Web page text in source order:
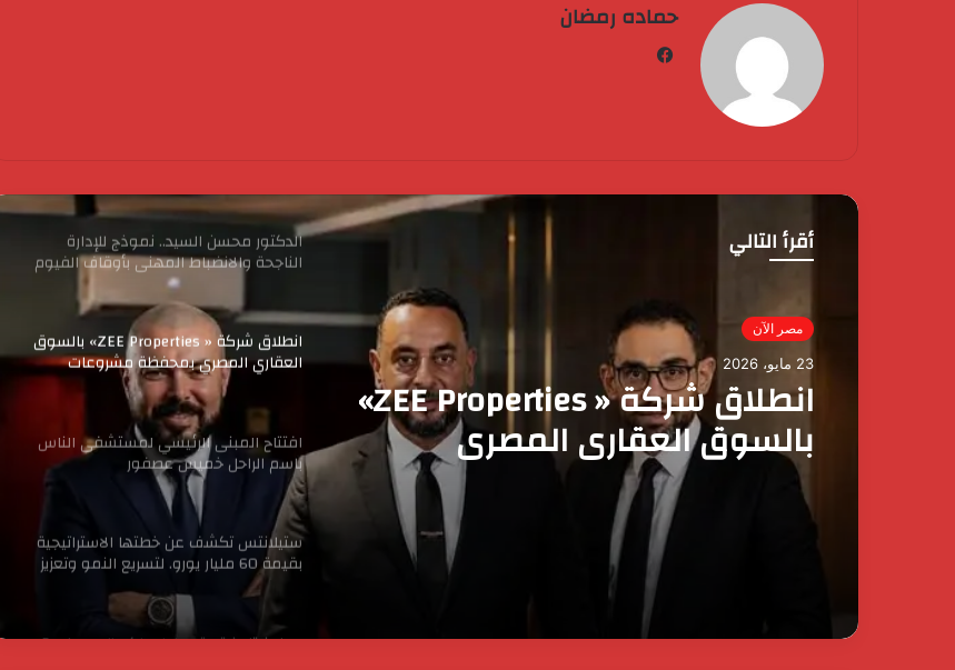
حماده رمضان
أقرأ التالي
مصر الآن
23 مايو، 2026
انطلاق شركة « ZEE Properties»
بالسوق العقاري المصري
بمحفظة مشروعات مستهدفة
تتجاوز ٢٠ مليار جنيه
الدكتور محسن السيد.. نموذج للإدارة
الناجحة والانضباط المهنى بأوقاف الفيوم
انطلاق شركة « ZEE Properties» بالسوق
العقاري المصري بمحفظة مشروعات
مستهدفة تتجاوز ٢٠ مليار جنيه
افتتاح المبنى الرئيسي لمستشفى الناس
باسم الراحل خميس عصفور
ستيلانتس تكشف عن خطتها الاستراتيجية
بقيمة 60 مليار يورو. لتسريع النمو وتعزيز
الربحية
جولدن تاون تستعد لطرح اكبر ” Business